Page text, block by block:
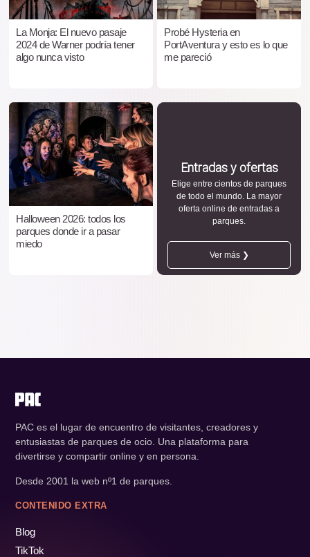
La Monja: El nuevo pasaje
2024 de Warner podría tener
algo nunca visto
Probé Hysteria en
PortAventura y esto es lo que
me pareció
Halloween 2026: todos los
parques donde ir a pasar
miedo
Entradas y ofertas
Elige entre cientos de parques
de todo el mundo. La mayor
oferta online de entradas a
parques.
Ver más ❯
PAC es el lugar de encuentro de visitantes, creadores y
entusiastas de parques de ocio. Una plataforma para
divertirse y compartir online y en persona.
Desde 2001 la web nº1 de parques.
CONTENIDO EXTRA
Blog
TikTok